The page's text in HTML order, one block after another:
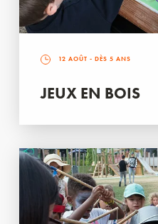
12 AOÛT - DÈS 5 ANS
JEUX EN BOIS